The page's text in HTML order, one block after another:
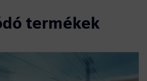
termékek